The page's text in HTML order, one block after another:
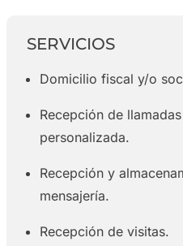
SERVICIOS
Domicilio fiscal y/o
Recepción de
personalizada.
Recepción y
mensajería.
Recepción de visitas.